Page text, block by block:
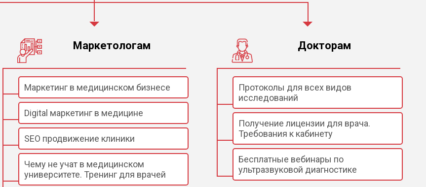
Маркетологам
Маркетинг в медицинском бизнесе
Digital маркетинг в медицине
SEO продвижение клиники
Чему не учат в медицинском
университете. Тренинг для врачей
Докторам
Протоколы для всех видов
исследований
Получение лицензии для врача.
Требования к кабинету
Бесплатные вебинары по
ультразвуковой диагностике